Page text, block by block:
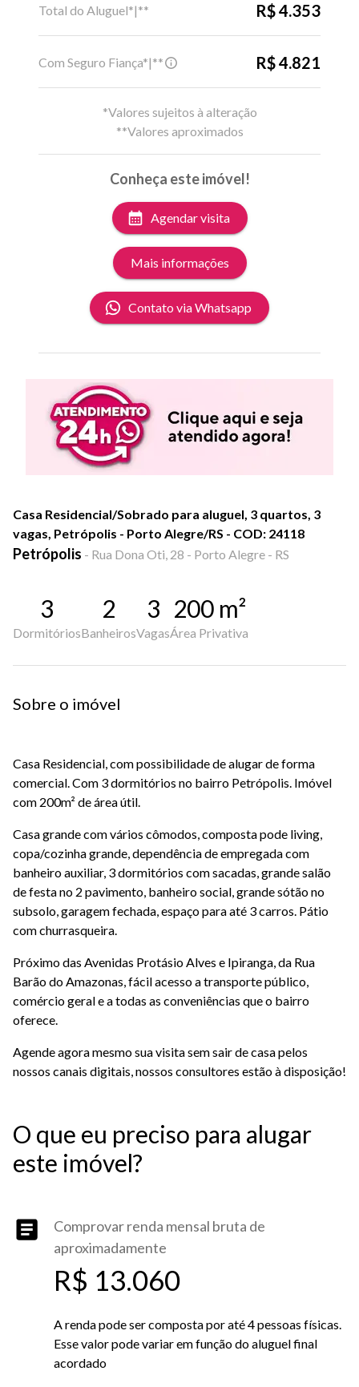
Total do Aluguel*|**
R$ 4.353
Com Seguro Fiança*|** R$ 4.821
*Valores sujeitos à alteração
**Valores aproximados
Conheça este imóvel!
Agendar visita
Mais informações
Contato via Whatsapp
Casa Residencial/Sobrado para aluguel, 3 quartos, 3
vagas, Petrópolis - Porto Alegre/RS - COD: 24118
Petrópolis - Rua Dona Oti, 28 - Porto Alegre - RS
3
Dormitórios
2
Banheiros
3
Vagas
200 m²
Área Privativa
Sobre o imóvel
Casa Residencial, com possibilidade de alugar de forma
comercial. Com 3 dormitórios no bairro Petrópolis. Imóvel
com 200m² de área útil.
Casa grande com vários cômodos, composta pode living,
copa/cozinha grande, dependência de empregada com
banheiro auxiliar, 3 dormitórios com sacadas, grande salão
de festa no 2 pavimento, banheiro social, grande sótão no
subsolo, garagem fechada, espaço para até 3 carros. Pátio
com churrasqueira.
Próximo das Avenidas Protásio Alves e Ipiranga, da Rua
Barão do Amazonas, fácil acesso a transporte público,
comércio geral e a todas as conveniências que o bairro
oferece.
Agende agora mesmo sua visita sem sair de casa pelos
nossos canais digitais, nossos consultores estão à disposição!
O que eu preciso para alugar
este imóvel?
Comprovar renda mensal bruta de
aproximadamente
R$ 13.060
A renda pode ser composta por até 4 pessoas físicas.
Esse valor pode variar em função do aluguel final
acordado